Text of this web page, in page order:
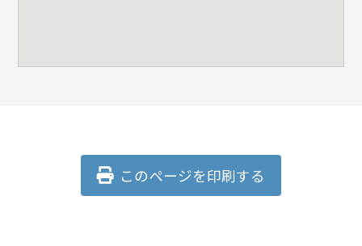
このページを印刷する